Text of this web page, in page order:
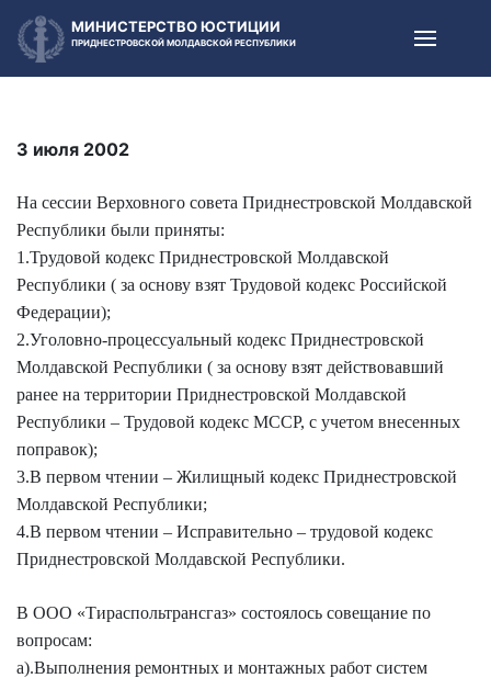
МИНИСТЕРСТВО ЮСТИЦИИ
ПРИДНЕСТРОВСКОЙ МОЛДАВСКОЙ РЕСПУБЛИКИ
3 июля 2002
На сессии Верховного совета Приднестровской Молдавской
Республики были приняты:
1.Трудовой кодекс Приднестровской Молдавской
Республики ( за основу взят Трудовой кодекс Российской
Федерации);
2.Уголовно-процессуальный кодекс Приднестровской
Молдавской Республики ( за основу взят действовавший
ранее на территории Приднестровской Молдавской
Республики – Трудовой кодекс МССР, с учетом внесенных
поправок);
3.В первом чтении – Жилищный кодекс Приднестровской
Молдавской Республики;
4.В первом чтении – Исправительно – трудовой кодекс
Приднестровской Молдавской Республики.
В ООО «Тираспольтрансгаз» состоялось совещание по
вопросам:
а).Выполнения ремонтных и монтажных работ систем